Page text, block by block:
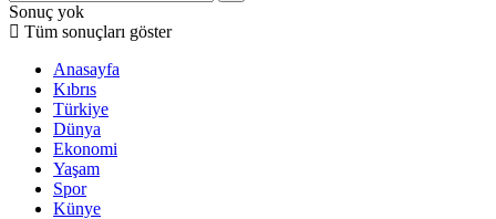
Sonuç yok
Tüm sonuçları göster
Anasayfa
Kıbrıs
Türkiye
Dünya
Ekonomi
Yaşam
Spor
Künye